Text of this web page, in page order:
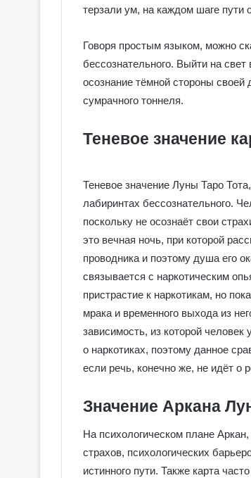
терзали ум, на каждом шаге пути
Говоря простым языком, можно
бессознательного. Выйти на
осознание тёмной стороны
сумрачного тоннеля.
Теневое значение
Теневое значение Луны Таро
лабиринтах бессознательного.
поскольку не осознаёт свои
это вечная ночь, при которой
проводника и поэтому душа его
связывается с наркотическим
пристрастие к наркотикам, но
мрака и временного выхода из
зависимость, из которой
о наркотиках, поэтому данное
если речь, конечно же, не идёт о
Значение Аркана
На психологическом плане
страхов, психологических
истинного пути. Также карта
е
р
я
К
д
о
к
о
е
р
о